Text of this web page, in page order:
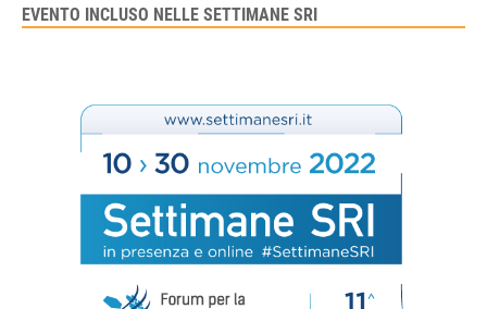
EVENTO INCLUSO NELLE SETTIMANE SRI